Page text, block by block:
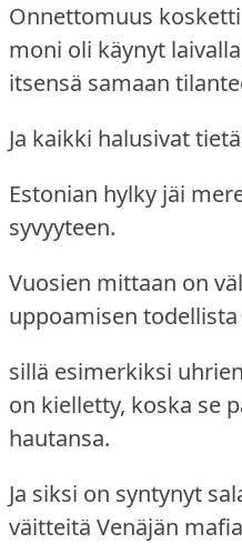
Onnettomuus
moni oli käynyt
itsensä samaan
Ja kaikki halusivat
Estonian hylky jäi
syvyyteen.
Vuosien mittaan on
uppoamisen todellista
sillä esimerkiksi
on kielletty, koska se
hautansa.
Ja siksi on syntynyt
väitteitä Venäjän